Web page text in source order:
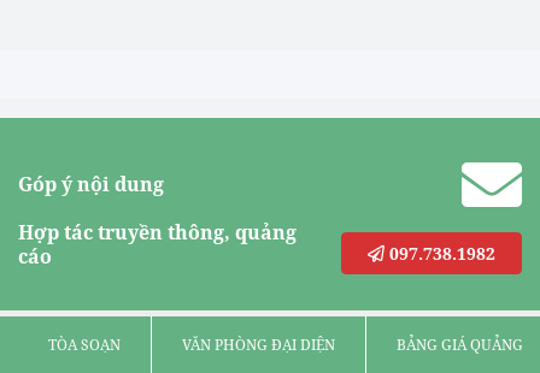
Góp ý nội dung
Hợp tác truyền thông, quảng
cáo
097.738.1982
TÒA SOẠN VĂN PHÒNG ĐẠI DIỆN BẢNG GIÁ QUẢNG